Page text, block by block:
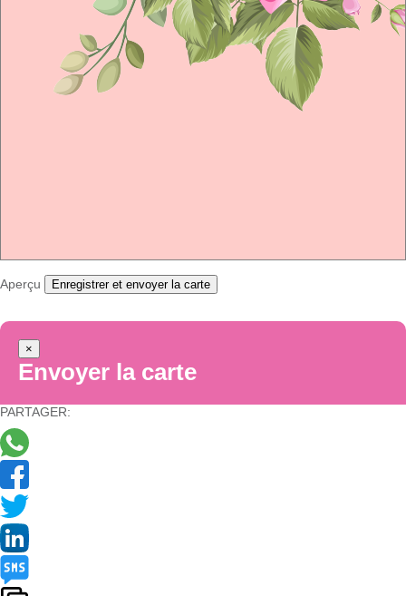
Aperçu Enregistrer et envoyer la carte
×
Envoyer la carte
PARTAGER: